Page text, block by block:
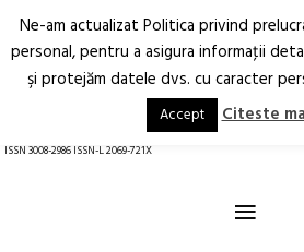
Arhitectură.
Oraș.
ISSN 3008-2986 ISSN-L 2069-721X
≡
Ne-am actualizat Politica privind
personal, pentru a asigura informaţii
şi protejăm datele dvs. cu caracter
Accept Citeste